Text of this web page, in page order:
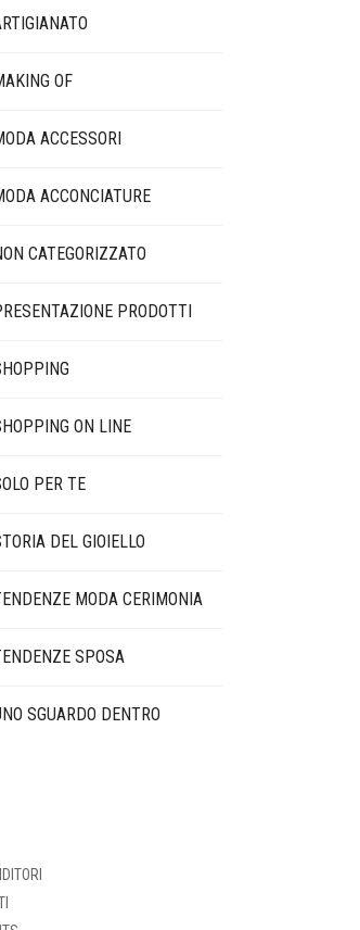
OF
ACCESSORI
ACCONCIATURE
CATEGORIZZATO
PRODOTTI
ON LINE
PER TE
DEL GIOIELLO
MODA CERIMONIA
SPOSA
SGUARDO DENTRO